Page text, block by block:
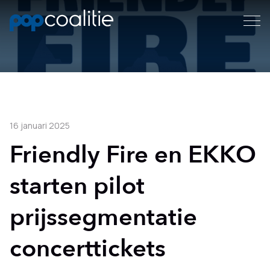
16 januari 2025
Friendly Fire en EKKO
starten pilot
prijssegmentatie
concerttickets